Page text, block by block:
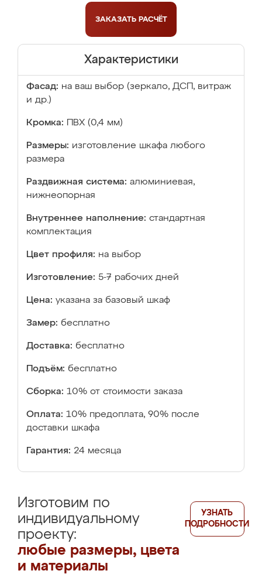
ЗАКАЗАТЬ РАСЧЁТ
Характеристики
Фасад: на ваш выбор (зеркало, ДСП, витраж
и др.)
Кромка: ПВХ (0,4 мм)
Размеры: изготовление шкафа любого
размера
Раздвижная система: алюминиевая,
нижнеопорная
Внутреннее наполнение: стандартная
комплектация
Цвет профиля: на выбор
Изготовление: 5-7 рабочих дней
Цена: указана за базовый шкаф
Замер: бесплатно
Доставка: бесплатно
Подъём: бесплатно
Сборка: 10% от стоимости заказа
Оплата: 10% предоплата, 90% после
доставки шкафа
Гарантия: 24 месяца
Изготовим по
индивидуальному
проекту:
любые размеры, цвета
и материалы
УЗНАТЬ
ПОДРОБНОСТИ